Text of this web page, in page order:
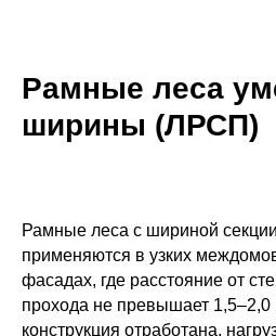
Рамные леса
ширины (ЛРСП)
Рамные леса с шириной
применяются в узких
фасадах, где расстояние от
прохода не превышает
конструкция отработана,